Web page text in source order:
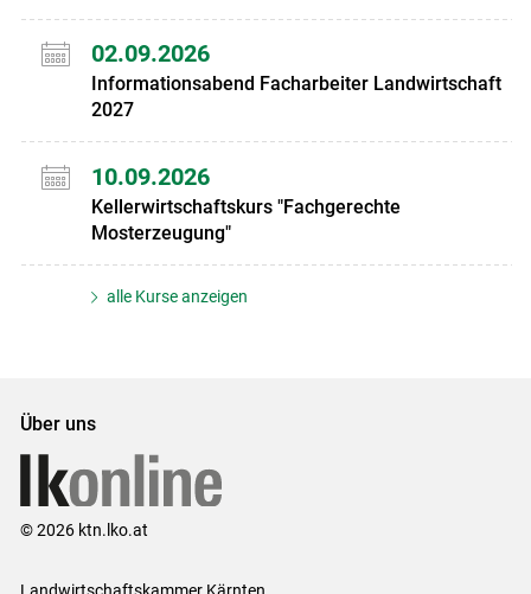
02.09.2026
Informationsabend Facharbeiter Landwirtschaft
2027
10.09.2026
Kellerwirtschaftskurs "Fachgerechte
Mosterzeugung"
alle Kurse anzeigen
Über uns
© 2026 ktn.lko.at